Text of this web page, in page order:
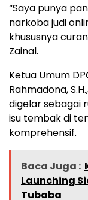
“Saya punya
narkoba judi
khususnya
Zainal.
Ketua Umum
Rahmadona,
digelar sebagai
isu tembak di
komprehensif.
Baca Juga :
Launching
Tubaba